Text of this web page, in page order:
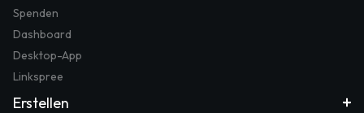
Spenden
Dashboard
Desktop-App
Linkspree
Erstellen